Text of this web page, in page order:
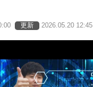
更新 2026.05.20 12:45